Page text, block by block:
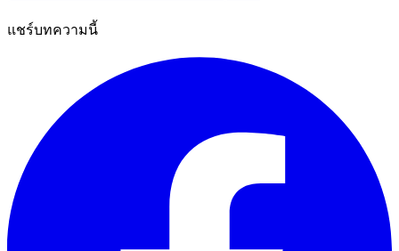
แชร์บทความนี้